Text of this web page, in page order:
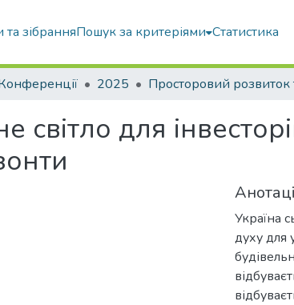
зібранняПошук за критеріями Статистика
2025
світло для
Україна
духу для